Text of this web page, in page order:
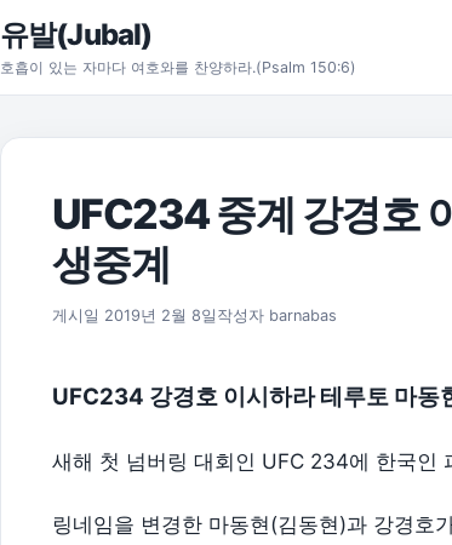
본문으로 건너뛰기
유발(Jubal)
호흡이 있는 자마다 여호와를 찬양하라.(Psalm 150:6)
UFC234 중계 강경호
생중계
게시일 2019년 2월 8일 2019년 4월 12일
작성자 barnabas
UFC234 강경호 이시하라 테루토 마동
새해 첫 넘버링 대회인 UFC 234에 한국인
링네임을 변경한 마동현(김동현)과 강경호